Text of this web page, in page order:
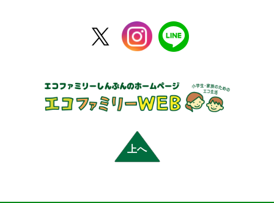
instagram
上へ